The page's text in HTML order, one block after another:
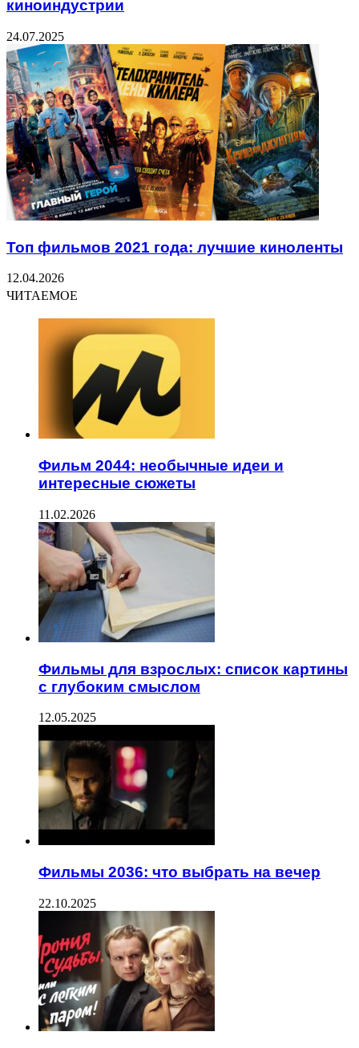
киноиндустрии
24.07.2025
Топ фильмов 2021 года: лучшие киноленты
12.04.2026
ЧИТАЕМОЕ
Фильм 2044: необычные идеи и
интересные сюжеты
11.02.2026
Фильмы для взрослых: список картины
с глубоким смыслом
12.05.2025
Фильмы 2036: что выбрать на вечер
22.10.2025